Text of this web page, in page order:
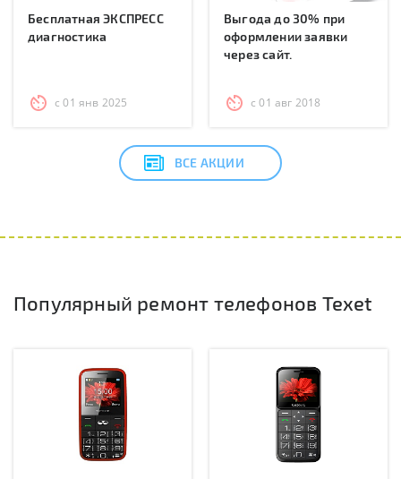
Бесплатная ЭКСПРЕСС
диагностика
с 01 янв 2025
Выгода до 30% при
оформлении заявки
через сайт.
с 01 авг 2018
ВСЕ АКЦИИ
Популярный ремонт телефонов Texet